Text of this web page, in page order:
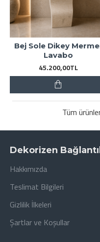
Bej Sole Dikey
Lavabo
45.200,00TL
Tüm
Dekorizen
Hakkımızda
Teslimat Bilgileri
Gizlilik İlkeleri
Şartlar ve Koşullar